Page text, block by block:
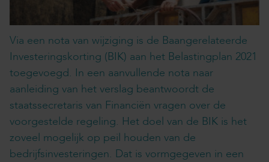
Via een nota van wijziging is de Baangerelateerde
Investeringskorting (BIK) aan het Belastingplan 2021
toegevoegd. In een aanvullende nota naar
aanleiding van het verslag beantwoordt de
staatssecretaris van Financiën vragen over de
voorgestelde regeling. Het doel van de BIK is het
zoveel mogelijk op peil houden van de
bedrijfsinvesteringen. Dat is vormgegeven in een